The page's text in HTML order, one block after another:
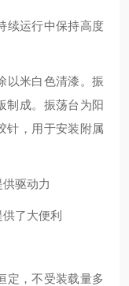
续运行中保持高度
以米白色清漆。振
制成。振荡台为阳
针，用于安装附属
驱动力
了大便利
定，不受装载量多